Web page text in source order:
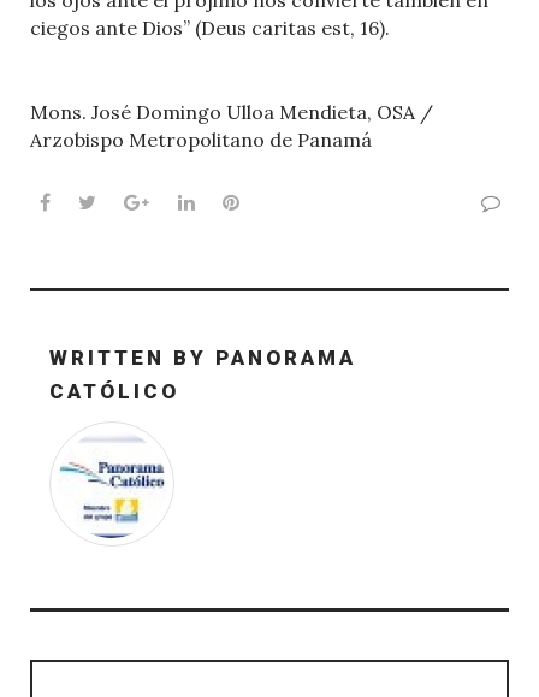
ciegos ante Dios” (Deus caritas est, 16).
Mons. José Domingo Ulloa Mendieta, OSA /
Arzobispo Metropolitano de Panamá
Facebook
TwitterGoogle+LinkedInPinterest
WRITTEN BY PANORAMA
CATÓLICO
Navegación